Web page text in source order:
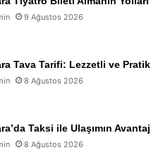
9 Ağustos 2026
Tava Tarifi: Lezzetli ve
8 Ağustos 2026
Taksi ile Ulaşımın
8 Ağustos 2026